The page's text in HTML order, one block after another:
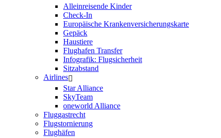
Alleinreisende Kinder
Check-In
Europäische Krankenversicherungskarte
Gepäck
Haustiere
Flughafen Transfer
Infografik: Flugsicherheit
Sitzabstand
Airlines
Star Alliance
SkyTeam
oneworld Alliance
Fluggastrecht
Flugstornierung
Flughäfen